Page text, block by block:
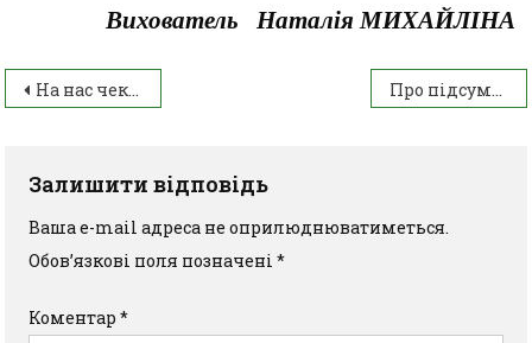
Вихователь Наталія МИХАЙЛІНА
На нас чекає шлях до … науки! Про підсумки огляду-конкурсу кабінетів соціальних дисциплін
Залишити відповідь
Ваша e-mail адреса не оприлюднюватиметься.
Обов’язкові поля позначені*
Коментар*